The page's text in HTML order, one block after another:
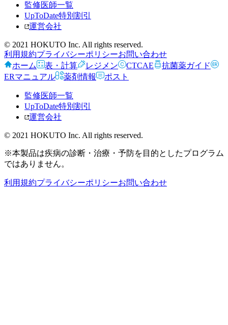
監修医師一覧
UpToDate特別割引
運営会社
© 2021 HOKUTO Inc. All rights reserved.
利用規約プライバシーポリシーお問い合わせ
ホーム
表・計算 レジメン CTCAE
抗菌薬ガイド
ERマニュアル
薬剤情報 ポスト
監修医師一覧
UpToDate特別割引
運営会社
© 2021 HOKUTO Inc. All rights reserved.
※本製品は疾病の診断・治療・予防を目的としたプログラム
ではありません。
利用規約プライバシーポリシーお問い合わせ